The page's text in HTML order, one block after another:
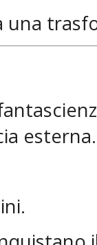
una
esterna.